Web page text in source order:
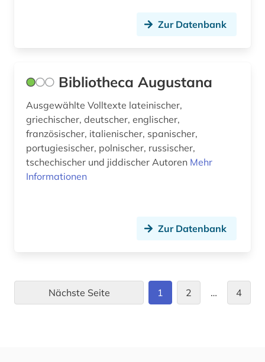
Zur Datenbank
Bibliotheca Augustana
Ausgewählte Volltexte lateinischer,
griechischer, deutscher, englischer,
französischer, italienischer, spanischer,
portugiesischer, polnischer, russischer,
tschechischer und jiddischer Autoren Mehr
Informationen
Zur Datenbank
Nächste Seite 1 2 … 4